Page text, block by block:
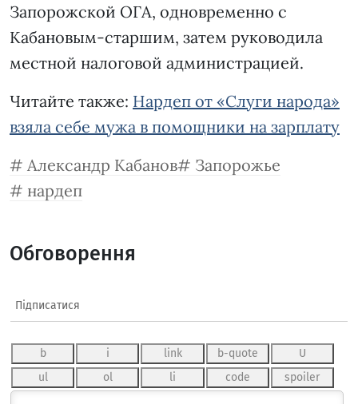
Запорожской ОГА, одновременно с
Кабановым-старшим, затем руководила
местной налоговой администрацией.
Читайте также: Нардеп от «Слуги народа»
взяла себе мужа в помощники на зарплату
Александр Кабанов
Запорожье
нардеп
Обговорення
Підписатися